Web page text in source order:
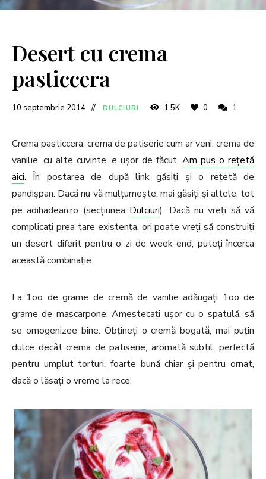
Desert cu crema
pasticcera
10 septembrie 2014 DULCIURI 1.5K 0 1
Crema pasticcera, crema de patiserie cum ar veni, crema de
vanilie, cu alte cuvinte, e ușor de făcut. Am pus o rețetă
aici. În postarea de după link găsiți și o rețetă de
pandișpan. Dacă nu vă mulțumește, mai găsiți și altele, tot
pe adihadean.ro (secțiunea Dulciuri). Dacă nu vreți să vă
complicați prea tare existența, ori poate vreți să construiți
un desert diferit pentru o zi de week-end, puteți încerca
această combinație:
La 1oo de grame de cremă de vanilie adăugați 1oo de
grame de mascarpone. Amestecați ușor cu o spatulă, să
se omogenizee bine. Obțineți o cremă bogată, mai puțin
dulce decât crema de patiserie, aromată subtil, perfectă
pentru umplut torturi, foarte bună chiar și pentru ornat,
dacă o lăsați o vreme la rece.